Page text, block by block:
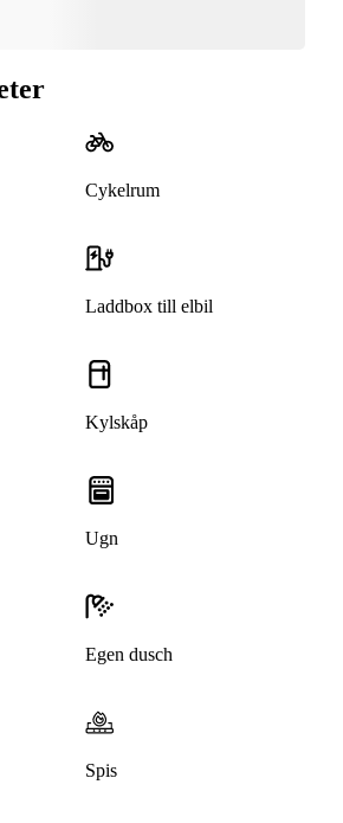
Cykelrum
Laddbox till elbil
Kylskåp
Ugn
Egen dusch
Spis